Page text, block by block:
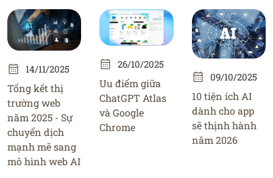
14/11/2025
Tổng kết thị
trường web
năm 2025 - Sự
chuyển dịch
mạnh mẽ sang
mô hình web AI
26/10/2025
Uu điểm giữa
ChatGPT Atlas
và Google
Chrome
09/10/2025
10 tiện ích AI
dành cho app
sẽ thịnh hành
năm 2026